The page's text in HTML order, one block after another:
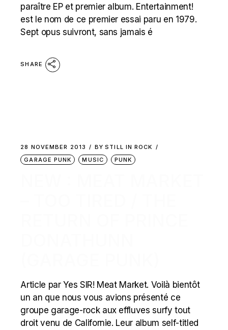
paraître EP et premier album. Entertainment!
est le nom de ce premier essai paru en 1979.
Sept opus suivront, sans jamais é
SHARE
28 NOVEMBER 2013 BY STILL IN ROCK
GARAGE PUNK
MUSIC PUNK
Article par Yes SIR! Meat Market. Voilà bientôt
un an que nous vous avions présenté ce
groupe garage-rock aux effluves surfy tout
droit venu de Californie. Leur album self-titled